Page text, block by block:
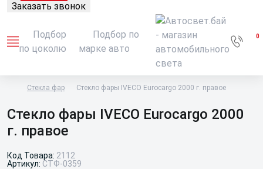
Заказать звонок
Подбор
по цоколю
Подбор по
марке авто
0
Стекла фар Стекло фары IVECO Eurocargo 2000 г. правое
Стекло фары IVECO Eurocargo 2000
г. правое
Код Товара: 2112
Артикул: СТФ-0359